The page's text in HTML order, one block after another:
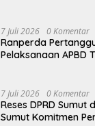
7 Juli 2026 0 Komentar
Ranperda
Pelaksanaan APBD
7 Juli 2026 0 Komentar
Reses DPRD Sumut
Sumut Komitmen